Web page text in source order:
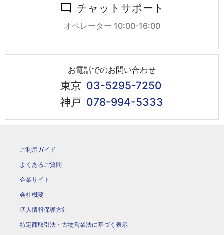
チャットサポート
オペレーター 10:00-16:00
お電話でのお問い合わせ
東京 03-5295-7250
神戸 078-994-5333
ご利用ガイド
よくあるご質問
企業サイト
会社概要
個人情報保護方針
特定商取引法・古物営業法に基づく表示